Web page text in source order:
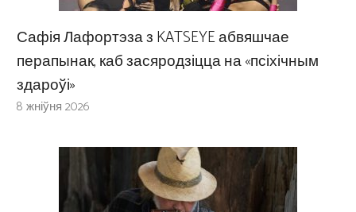
Сафія Лафортэза з KATSEYE абвяшчае
перапынак, каб засяродзіцца на «псіхічным
здароўі»
8 жніўня 2026